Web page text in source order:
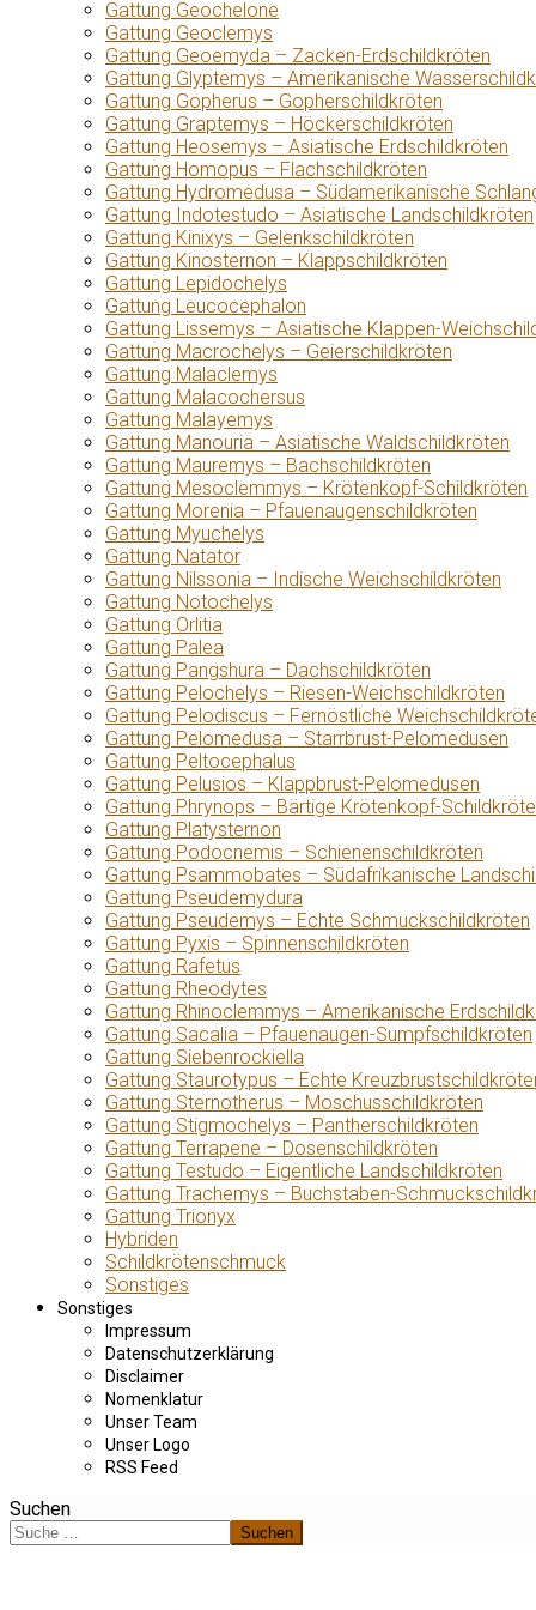
Gattung Geochelone
Gattung Geoclemys
Gattung Geoemyda – Zacken-Erdschildkröten
Gattung Glyptemys – Amerikanische
Gattung Gopherus – Gopherschildkröten
Gattung Graptemys – Höckerschildkröten
Gattung Heosemys – Asiatische Erdschildkröten
Gattung Homopus – Flachschildkröten
Gattung Hydromedusa – Südamerikanische
Gattung Indotestudo – Asiatische Landschildkröten
Gattung Kinixys – Gelenkschildkröten
Gattung Kinosternon – Klappschildkröten
Gattung Lepidochelys
Gattung Leucocephalon
Gattung Lissemys – Asiatische Klappen-
Gattung Macrochelys – Geierschildkröten
Gattung Malaclemys
Gattung Malacochersus
Gattung Malayemys
Gattung Manouria – Asiatische Waldschildkröten
Gattung Mauremys – Bachschildkröten
Gattung Mesoclemmys – Krötenkopf-Schildkröten
Gattung Morenia – Pfauenaugenschildkröten
Gattung Myuchelys
Gattung Natator
Gattung Nilssonia – Indische Weichschildkröten
Gattung Notochelys
Gattung Orlitia
Gattung Palea
Gattung Pangshura – Dachschildkröten
Gattung Pelochelys – Riesen-Weichschildkröten
Gattung Pelodiscus – Fernöstliche
Gattung Pelomedusa – Starrbrust-Pelomedusen
Gattung Peltocephalus
Gattung Pelusios – Klappbrust-Pelomedusen
Gattung Phrynops – Bärtige Krötenkopf-
Gattung Platysternon
Gattung Podocnemis – Schienenschildkröten
Gattung Psammobates – Südafrikanische
Gattung Pseudemydura
Gattung Pseudemys – Echte Schmuckschildkröten
Gattung Pyxis – Spinnenschildkröten
Gattung Rafetus
Gattung Rheodytes
Gattung Rhinoclemmys – Amerikanische
Gattung Sacalia – Pfauenaugen-Sumpfschildkröten
Gattung Siebenrockiella
Gattung Staurotypus – Echte
Gattung Sternotherus – Moschusschildkröten
Gattung Stigmochelys – Pantherschildkröten
Gattung Terrapene – Dosenschildkröten
Gattung Testudo – Eigentliche Landschildkröten
Gattung Trachemys – Buchstaben-
Gattung Trionyx
Hybriden
Schildkrötenschmuck
Sonstiges
Sonstiges
Impressum
Datenschutzerklärung
Disclaimer
Nomenklatur
Unser Team
Unser Logo
RSS Feed
Suchen
Suchen